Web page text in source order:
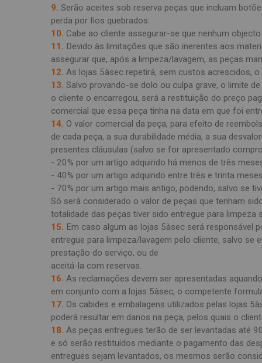
9. Serão aceites sob reserva peças que incluam
perda por fios quebrados.
10. Cabe ao cliente assegurar-se que nenhum
11. Devido às limitações que são inerentes aos
assegurar que, após a limpeza/lavagem, as peças
12. As lojas 5àsec repetirá, sem custos acrescidos,
13. Salvo provando-se dolo ou culpa grave, o limite
o cliente o encarregou, será a restituição do preço
comercial que essa peça tinha na data em que foi
14. O valor comercial da peça, para efeito de
de cada peça, a sua durabilidade média, a sua
presentes cláusulas (salvo se for apresentado
- 20% por um artigo adquirido há menos de três
- 40% por um artigo adquirido entre três e trinta
- 70% por um artigo mais antigo, podendo, salvo se
Só será considerado o valor de peças que tenham
totalidade das peças tiver sido entregue para limpeza
15. Em caso algum as lojas 5àsec será responsável
entregue para limpeza/lavagem pelo cliente, salvo
prestação do serviço, ou de
aceitá-la com reservas.
16. As reclamações devem ser apresentadas
em conjunto com a lojas 5àsec, o competente
17. Os cabides e embalagens utilizados pelas lojas
poderá resultar em danos na peça, pelos quais o
18. As peças entregues terão de ser levantadas até
e só serão restituídos mediante o pagamento das
entregues sejam levantados, os mesmos serão